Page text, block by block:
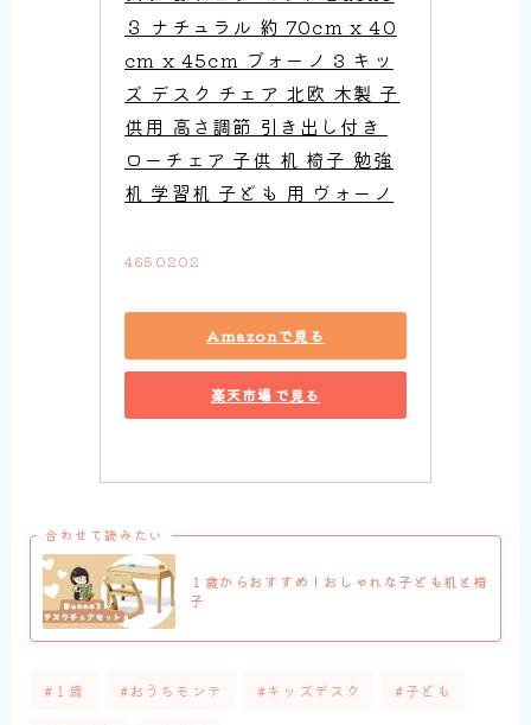
３ ナチュラル 約 70cm x 40
cm x 45cm ブォーノ 3 キッ
ズ デスク チェア 北欧 木製 子
供用 高さ調節 引き出し付き
ローチェア 子供 机 椅子 勉強
机 学習机 子ども 用 ヴォーノ
4650202
Amazonで見る
楽天市場で見る
合わせて読みたい
１歳からおすすめ！おしゃれな子ども机と椅
子
#１歳 #おうちモンテ #キッズデスク #子ども